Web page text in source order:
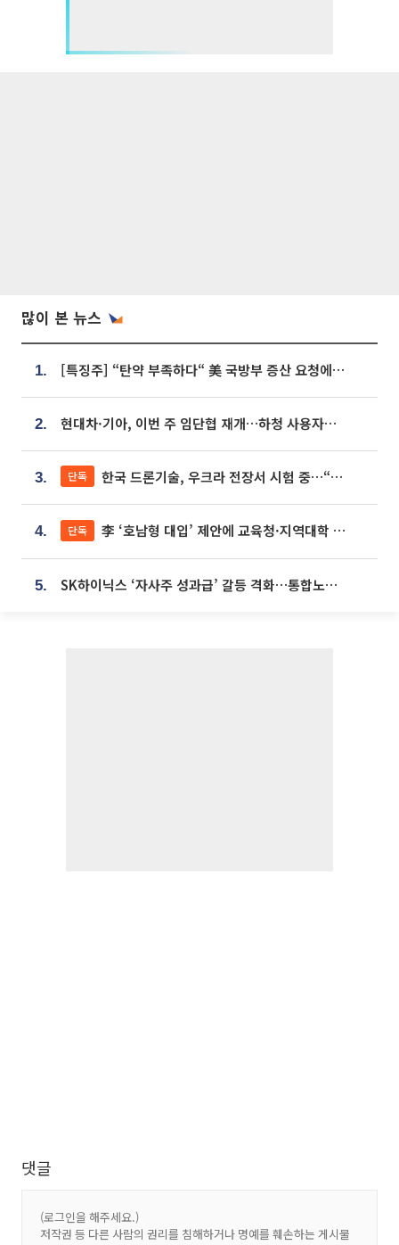
많이 본 뉴스
1. [특징주] “탄약 부족하다“ 美 국방부 증산 요청에⋯국내 방산주 급등세
2. 현대차·기아, 이번 주 임단협 재개…하청 사용자성 재심도 ‘변수’
3. 단독 한국 드론기술, 우크라 전장서 시험 중…“스타트업 여러 곳 참여”
4. 단독 李 ‘호남형 대입’ 제안에 교육청·지역대학 서·논술형 입시 연계 '착수'
5. SK하이닉스 ‘자사주 성과급’ 갈등 격화…통합노조 출범 움직임
댓글